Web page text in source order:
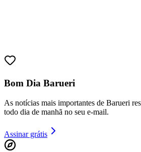
Bom Dia Barueri
As notícias mais importantes de Barueri
todo dia de manhã no seu e-mail.
Assinar grátis